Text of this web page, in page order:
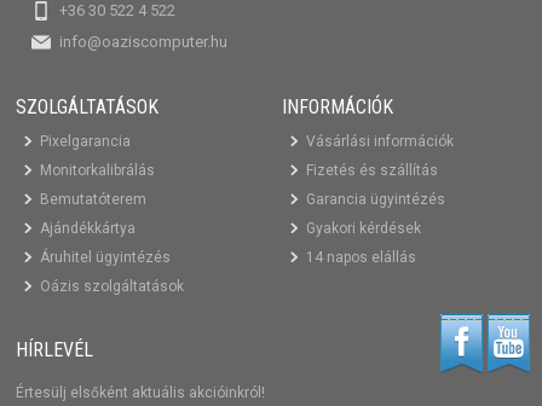
+36 30 522 4 522
info@oaziscomputer.hu
SZOLGÁLTATÁSOK
Pixelgarancia
Monitorkalibrálás
Bemutatóterem
Ajándékkártya
Áruhitel ügyintézés
Oázis szolgáltatások
INFORMÁCIÓK
Vásárlási információk
Fizetés és szállítás
Garancia ügyintézés
Gyakori kérdések
14 napos elállás
HÍRLEVÉL
Értesülj elsőként aktuális akcióinkról!